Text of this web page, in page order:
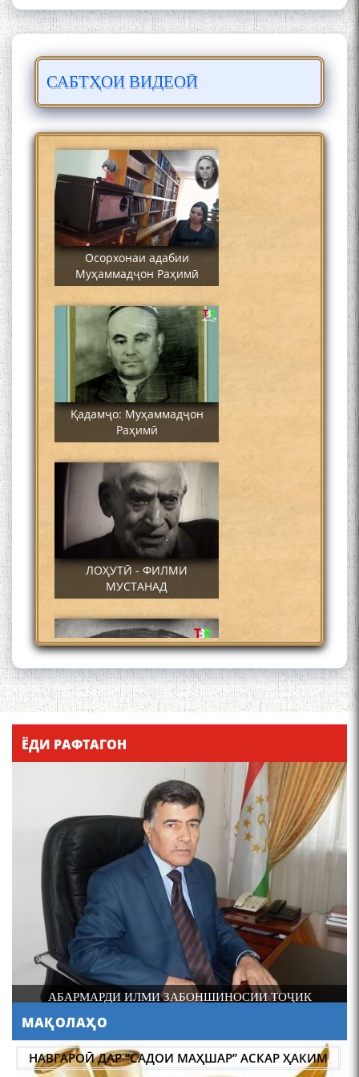
САБТҲОИ ВИДЕОӢ
Сайре дар Осорхона
Муҳаммадҷон Раҳимӣ
Осорхонаи адабии
Муҳаммадҷон Раҳимӣ
Қадамҷо: Муҳаммадҷон
Раҳимӣ
ЛОҲУТӢ - ФИЛМИ
МУСТАНАД
Қадамҷо - Лоҳутӣ
4-уми декабр- зодрӯзи
шоири абадзинда Абулқосим
Лоҳутӣ
АБУЛҚОСИМ ЛОҲУТӢ /
ABULQOSIM LOHUTY/
ЁДИ РАФТАГОН
АБАРМАРДИ ИЛМИ ЗАБОНШИНОСИИ ТОҶИК
МАҚОЛАҲО
НАВГАРОӢ ДАР “САДОИ МАҲШАР” АСКАР ҲАКИМ